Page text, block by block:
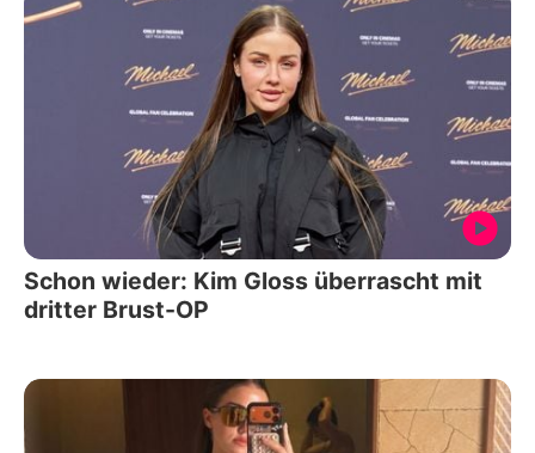
Schon wieder: Kim Gloss überrascht mit
dritter Brust-OP